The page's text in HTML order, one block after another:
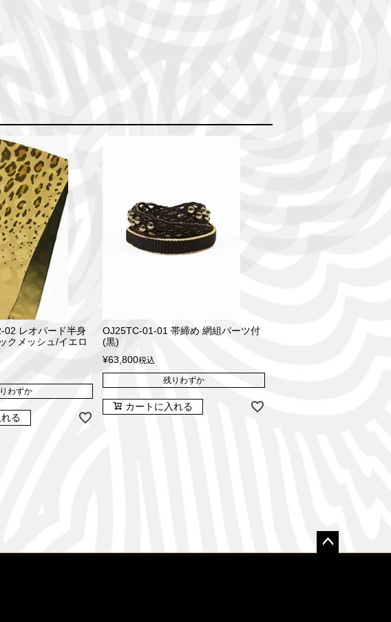
02 レオパード半身
クメッシュ/イエロ
わずか
る
OJ25TC-01-01 帯締め 網組パーツ付
(黒)
¥63,800税込
残りわずか
カートに入れる